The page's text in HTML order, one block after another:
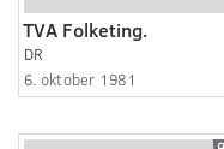
TVA Folketing.
DR
6. oktober 1981